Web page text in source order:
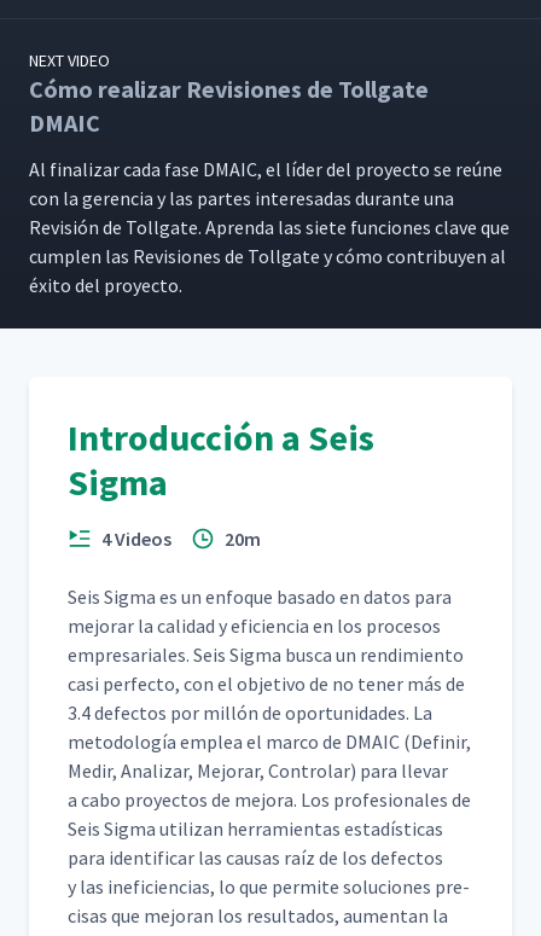
NEXT VIDEO
Cómo realizar Revisiones de Tollgate
DMAIC
Al finalizar cada fase DMA­IC, el líder del proyec­to se reúne
con la geren­cia y las partes intere­sadas durante una
Revisión de Toll­gate. Apren­da las siete fun­ciones clave que
cumplen las Revi­siones de Toll­gate y cómo con­tribuyen al
éxi­to del proyecto.
Introducción a Seis
Sigma
4 Videos 20m
Seis Sig­ma es un enfoque basa­do en datos para
mejo­rar la cal­i­dad y efi­cien­cia en los pro­ce­sos
empre­sar­i­ales. Seis Sig­ma bus­ca un rendimien­to
casi per­fec­to, con el obje­ti­vo de no ten­er más de
3.4 defec­tos por mil­lón de opor­tu­nidades. La
metodología emplea el mar­co de DMA­IC (Definir,
Medir, Analizar, Mejo­rar, Con­tro­lar) para lle­var
a cabo proyec­tos de mejo­ra. Los pro­fe­sion­ales de
Seis Sig­ma uti­lizan her­ramien­tas estadís­ti­cas
para iden­ti­ficar las causas raíz de los defec­tos
y las ine­fi­cien­cias, lo que per­mite solu­ciones pre­
cisas que mejo­ran los resul­ta­dos, aumen­tan la